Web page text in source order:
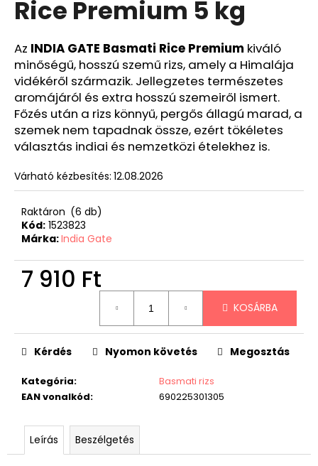
Rice Premium 5 kg
Az INDIA GATE Basmati Rice Premium kiváló
minőségű, hosszú szemű rizs, amely a Himalája
vidékéről származik. Jellegzetes természetes
aromájáról és extra hosszú szemeiről ismert.
Főzés után a rizs könnyű, pergős állagú marad, a
szemek nem tapadnak össze, ezért tökéletes
választás indiai és nemzetközi ételekhez is.
Várható kézbesítés: 12.08.2026
Raktáron (6 db)
Kód: 1523823
Márka:India Gate
7 910 Ft
KOSÁRBA
Kategória:
Basmati rizs
EAN vonalkód: 690225301305
Kérdés Nyomon követés Megosztás
Leírás Beszélgetés